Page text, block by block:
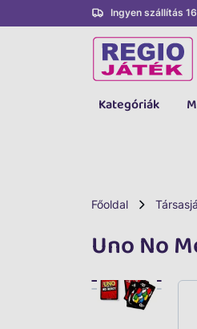
Ingyen szállítás
Kategóriák
LEGO
Baba,
Főoldal
Uno No